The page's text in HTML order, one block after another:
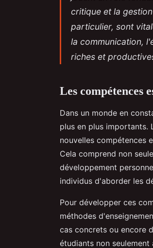
critique et la
particulier, sont
la communication,
riches et
Les compétences
Dans un monde en
plus en plus importants.
nouvelles compétences
Cela comprend non
développement
individus d'aborder les
Pour développer ces
méthodes
cas concrets ou encore
étudiants non seulement